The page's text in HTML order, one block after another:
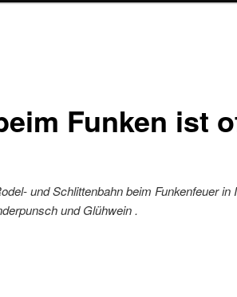
Funken ist
und Schlittenbahn beim Funkenfeuer in
und Glühwein .